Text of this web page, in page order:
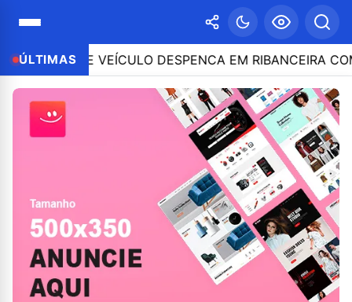
ÚLTIMAS
VEÍCULO DESPENCA EM RIBANCEIRA COM PESSOAS